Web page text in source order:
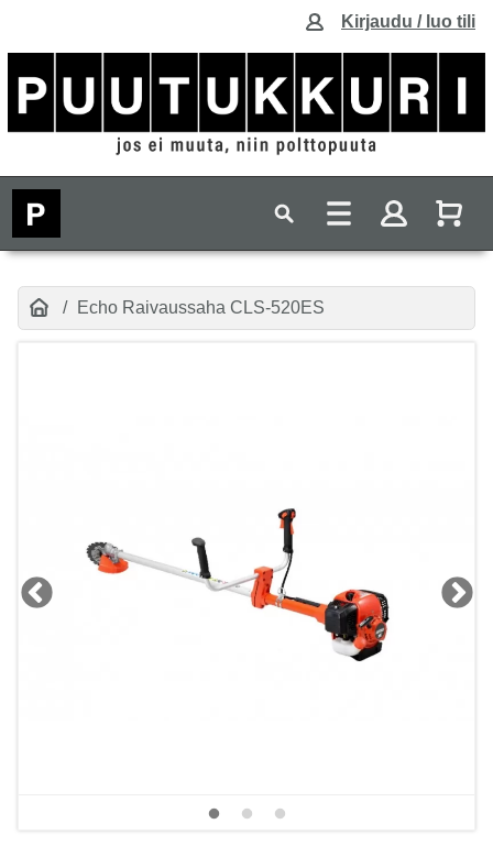
Kirjaudu / luo tili
Echo Raivaussaha CLS-520ES